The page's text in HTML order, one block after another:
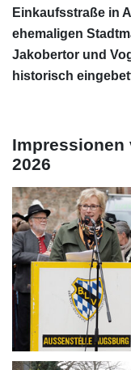
Einkaufsstraße in
ehemaligen
Jakobertor und
historisch
Impressionen
2026